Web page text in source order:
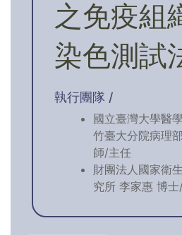
之免疫組
染色測試
執行團隊 /
國立臺灣大學醫
竹臺大分院病理
師/主任
財團法人國家衛
究所 李家惠 博